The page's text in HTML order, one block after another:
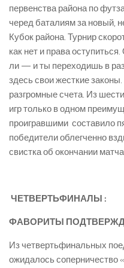
первенства района по
черед баталиям за новый,
Кубок района. Турнир
как нет и права
ли — и ты переходишь в
здесь свои жесткие
разгромные счета. Из
игр только в одном
проигравшими составило
победители облегченно
свистка об окончании
ЧЕТВЕРТЬФИНАЛЫ :
ФАВОРИТЫ
Из четвертьфинальных
ожидалось